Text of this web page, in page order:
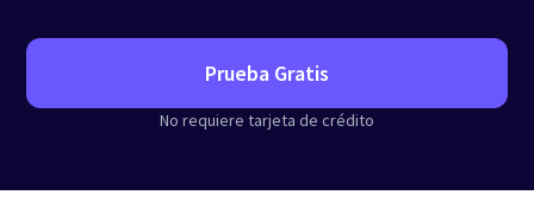
Prueba Gratis
No requiere tarjeta de crédito